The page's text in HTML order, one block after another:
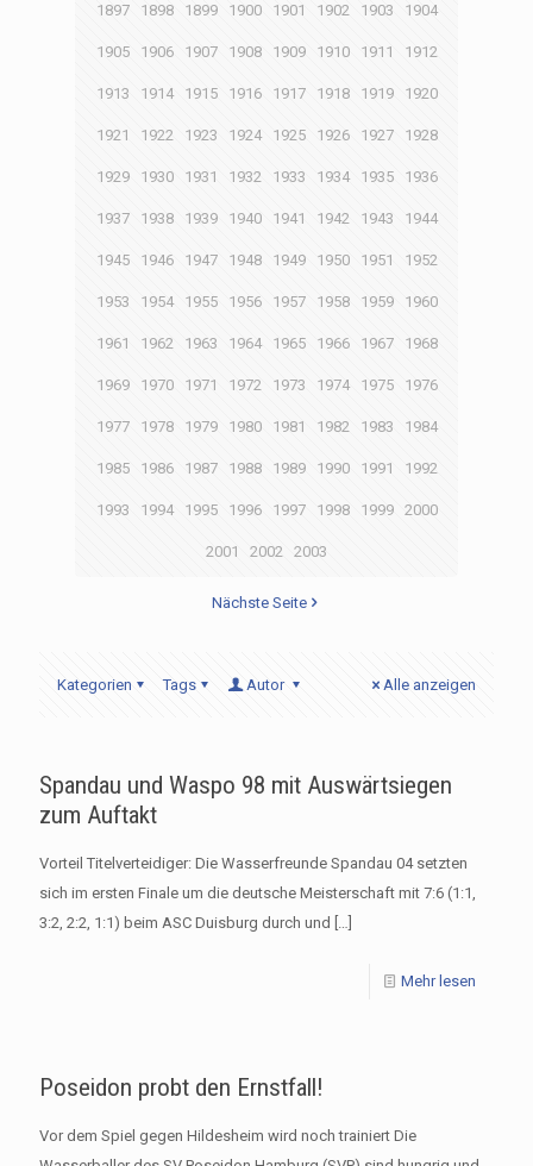
1897 1898 1899 1900 1901 1902 1903 1904
1905 1906 1907 1908 1909 1910 1911 1912
1913 1914 1915 1916 1917 1918 1919 1920
1921 1922 1923 1924 1925 1926 1927 1928
1929 1930 1931 1932 1933 1934 1935 1936
1937 1938 1939 1940 1941 1942 1943 1944
1945 1946 1947 1948 1949 1950 1951 1952
1953 1954 1955 1956 1957 1958 1959 1960
1961 1962 1963 1964 1965 1966 1967 1968
1969 1970 1971 1972 1973 1974 1975 1976
1977 1978 1979 1980 1981 1982 1983 1984
1985 1986 1987 1988 1989 1990 1991 1992
1993 1994 1995 1996 1997 1998 1999 2000
2001 2002 2003
Nächste Seite
Kategorien Tags Autor Alle anzeigen
Spandau und Waspo 98 mit Auswärtsiegen
zum Auftakt
Vorteil Titelverteidiger: Die Wasserfreunde Spandau 04 setzten
sich im ersten Finale um die deutsche Meisterschaft mit 7:6 (1:1,
3:2, 2:2, 1:1) beim ASC Duisburg durch und […]
Mehr lesen
Poseidon probt den Ernstfall!
Vor dem Spiel gegen Hildesheim wird noch trainiert Die